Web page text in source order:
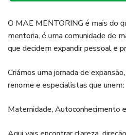
O MAE MENTORING é mais do
mentoria, é uma comunidade de
que decidem expandir pessoal e
Criámos uma jornada de
renome e especialistas que unem:
Maternidade, Autoconhecimento